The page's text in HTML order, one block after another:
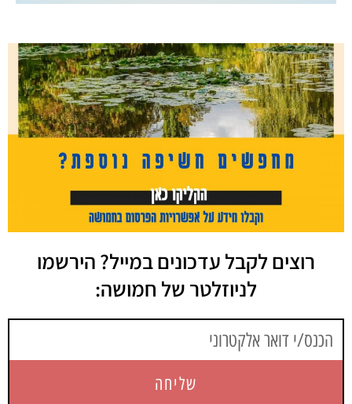
רוצים לקבל עדכונים במייל? הירשמו
לניוזלטר של חמושה:
שליחה